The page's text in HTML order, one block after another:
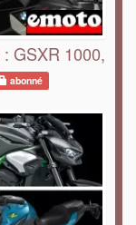
GSXR 1000,
abonné